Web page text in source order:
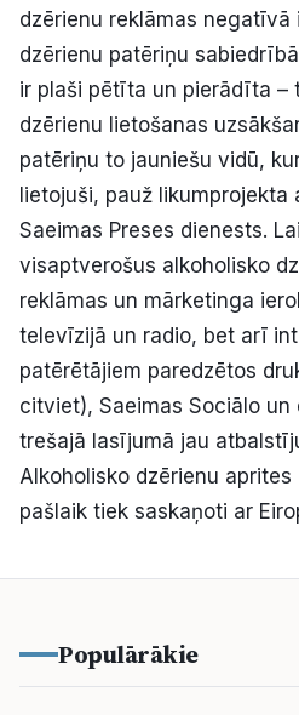
E-avīze Abonē
dzērienu reklāmas negatīvā
dzērienu patēriņu
ir plaši pētīta un pierādīta –
dzērienu lietošanas
patēriņu to jauniešu vidū,
lietojuši, pauž likumprojekta
Saeimas Preses dienests.
visaptverošus alkoholisko
reklāmas un mārketinga
televīzijā un radio, bet arī
patērētājiem paredzētos
citviet), Saeimas Sociālo un
trešajā lasījumā jau
Alkoholisko dzērienu aprites
pašlaik tiek saskaņoti ar
Populārākie